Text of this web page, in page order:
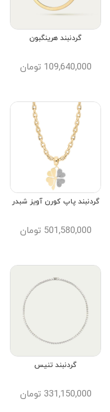
گردنبند هرینگبون
109,640,000 تومان
گردنبند پاپ کورن آویز شبدر
501,580,000 تومان
گردنبند تنیس
331,150,000 تومان